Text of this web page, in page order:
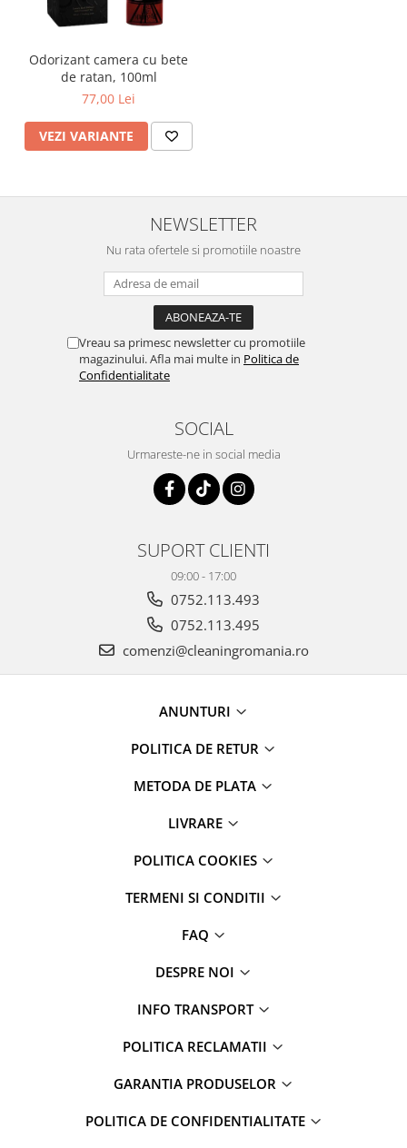
Odorizant camera cu bete
de ratan, 100ml
77,00 Lei
VEZI VARIANTE
NEWSLETTER
Nu rata ofertele si promotiile noastre
Vreau sa primesc newsletter cu promotiile
magazinului. Afla mai multe in Politica de
Confidentialitate
SOCIAL
Urmareste-ne in social media
SUPORT CLIENTI
09:00 - 17:00
0752.113.493
0752.113.495
comenzi@cleaningromania.ro
ANUNTURI
POLITICA DE RETUR
METODA DE PLATA
LIVRARE
POLITICA COOKIES
TERMENI SI CONDITII
FAQ
DESPRE NOI
INFO TRANSPORT
POLITICA RECLAMATII
GARANTIA PRODUSELOR
POLITICA DE CONFIDENTIALITATE